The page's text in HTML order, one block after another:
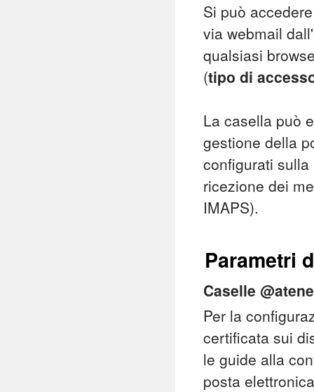
Si può
via webmail
qualsiasi
(tipo di
La casella può
gestione della
configurati
ricezione dei
IMAPS).
Parametri
Caselle
Per la
certificata sui
le guide alla
posta